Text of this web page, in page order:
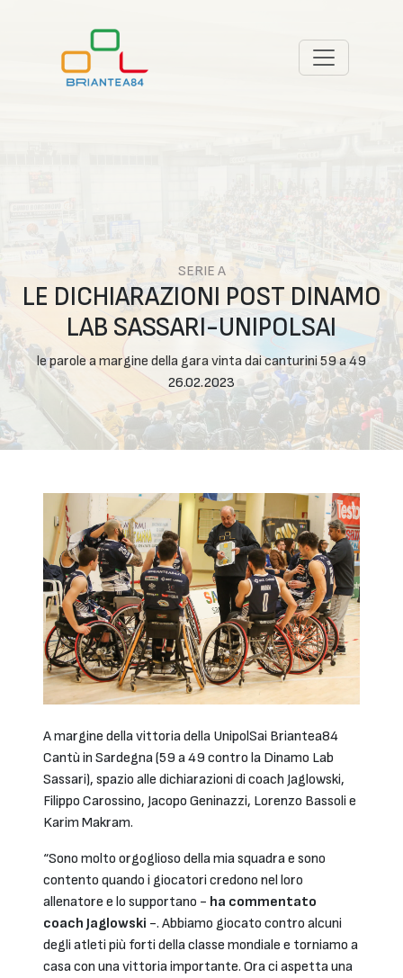
SERIE A
LE DICHIARAZIONI POST DINAMO
LAB SASSARI-UNIPOLSAI
le parole a margine della gara vinta dai canturini 59 a 49
26.02.2023
A margine della vittoria della UnipolSai Briantea84
Cantù in Sardegna (59 a 49 contro la Dinamo Lab
Sassari), spazio alle dichiarazioni di coach Jaglowski,
Filippo Carossino, Jacopo Geninazzi, Lorenzo Bassoli e
Karim Makram.
“Sono molto orgoglioso della mia squadra e sono
contento quando i giocatori credono nel loro
allenatore e lo supportano - ha commentato
coach Jaglowski -. Abbiamo giocato contro alcuni
degli atleti più forti della classe mondiale e torniamo a
casa con una vittoria importante. Ora ci aspetta una